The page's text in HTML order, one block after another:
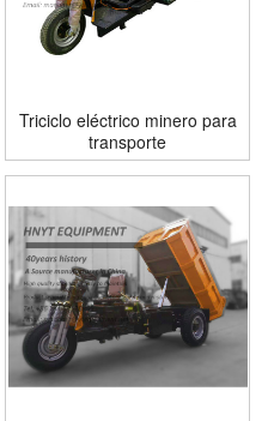
Triciclo eléctrico minero para
transporte